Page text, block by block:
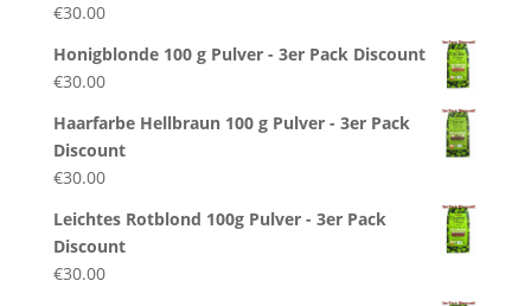
€30.00
Honigblonde 100 g Pulver - 3er Pack Discount
€30.00
Haarfarbe Hellbraun 100 g Pulver - 3er Pack
Discount
€30.00
Leichtes Rotblond 100g Pulver - 3er Pack
Discount
€30.00